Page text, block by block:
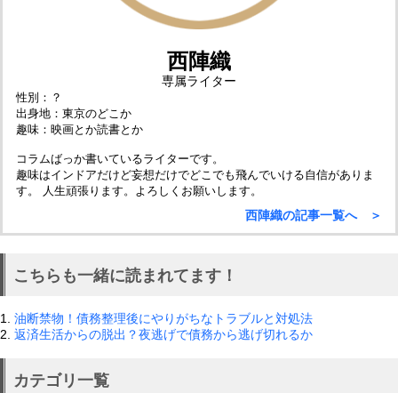
西陣織
専属ライター
性別：？
出身地：東京のどこか
趣味：映画とか読書とか
コラムばっか書いているライターです。
趣味はインドアだけど妄想だけでどこでも飛んでいける自信がありま
す。 人生頑張ります。よろしくお願いします。
西陣織の記事一覧へ ＞
こちらも一緒に読まれてます！
1. 油断禁物！債務整理後にやりがちなトラブルと対処法
2. 返済生活からの脱出？夜逃げで債務から逃げ切れるか
カテゴリ一覧